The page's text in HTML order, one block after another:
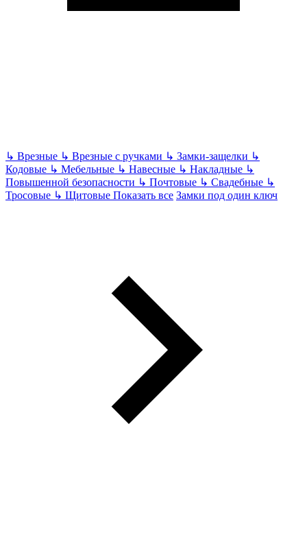
↳ Врезные ↳ Врезные с ручками ↳ Замки-защелки ↳
Кодовые ↳ Мебельные ↳ Навесные ↳ Накладные ↳
Повышенной безопасности ↳ Почтовые ↳ Свадебные ↳
Тросовые ↳ Щитовые Показать все Замки под один ключ